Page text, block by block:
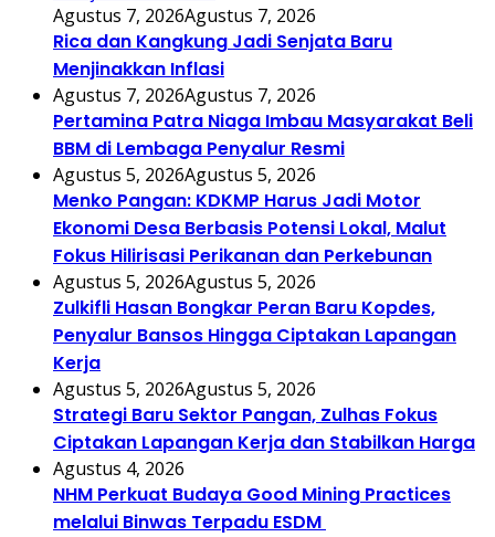
Agustus 7, 2026Agustus 7, 2026
Rica dan Kangkung Jadi Senjata Baru
Menjinakkan Inflasi
Agustus 7, 2026Agustus 7, 2026
Pertamina Patra Niaga Imbau Masyarakat Beli
BBM di Lembaga Penyalur Resmi
Agustus 5, 2026Agustus 5, 2026
Menko Pangan: KDKMP Harus Jadi Motor
Ekonomi Desa Berbasis Potensi Lokal, Malut
Fokus Hilirisasi Perikanan dan Perkebunan
Agustus 5, 2026Agustus 5, 2026
Zulkifli Hasan Bongkar Peran Baru Kopdes,
Penyalur Bansos Hingga Ciptakan Lapangan
Kerja
Agustus 5, 2026Agustus 5, 2026
Strategi Baru Sektor Pangan, Zulhas Fokus
Ciptakan Lapangan Kerja dan Stabilkan Harga
Agustus 4, 2026
NHM Perkuat Budaya Good Mining Practices
melalui Binwas Terpadu ESDM